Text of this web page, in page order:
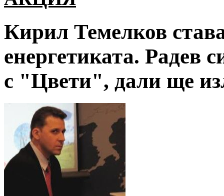
Кирил Темелков
енергетиката. Радев
с "Цвети", дали ще